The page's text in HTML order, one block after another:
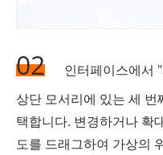
02
인터페이스에서
상단 모서리에 있는 세
택합니다. 변경하거나 확
도를 드래그하여 가상의